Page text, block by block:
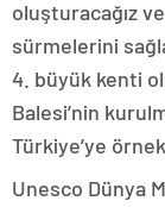
oluşturacağız
sürmelerini
4. büyük kenti
Balesi’nin
Türkiye’ye
Unesco Dünya